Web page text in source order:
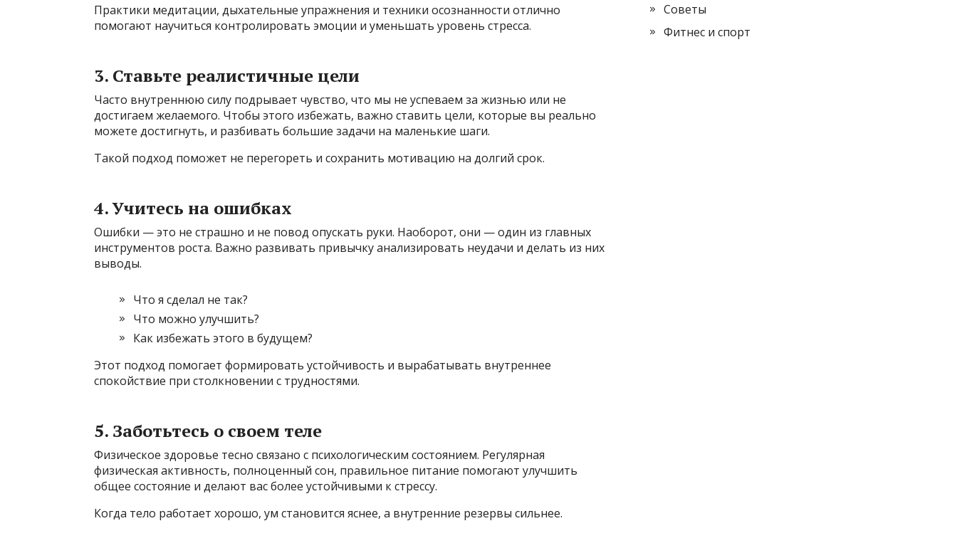
Практики медитации, дыхательные упражнения и техники осознанности отлично
помогают научиться контролировать эмоции и уменьшать уровень стресса.
3. Ставьте реалистичные цели
Часто внутреннюю силу подрывает чувство, что мы не успеваем за жизнью или не
достигаем желаемого. Чтобы этого избежать, важно ставить цели, которые вы реально
можете достигнуть, и разбивать большие задачи на маленькие шаги.
Такой подход поможет не перегореть и сохранить мотивацию на долгий срок.
4. Учитесь на ошибках
Ошибки — это не страшно и не повод опускать руки. Наоборот, они — один из главных
инструментов роста. Важно развивать привычку анализировать неудачи и делать из них
выводы.
Что я сделал не так?
Что можно улучшить?
Как избежать этого в будущем?
Этот подход помогает формировать устойчивость и вырабатывать внутреннее
спокойствие при столкновении с трудностями.
5. Заботьтесь о своем теле
Физическое здоровье тесно связано с психологическим состоянием. Регулярная
физическая активность, полноценный сон, правильное питание помогают улучшить
общее состояние и делают вас более устойчивыми к стрессу.
Когда тело работает хорошо, ум становится яснее, а внутренние резервы сильнее.
Советы
Фитнес и спорт